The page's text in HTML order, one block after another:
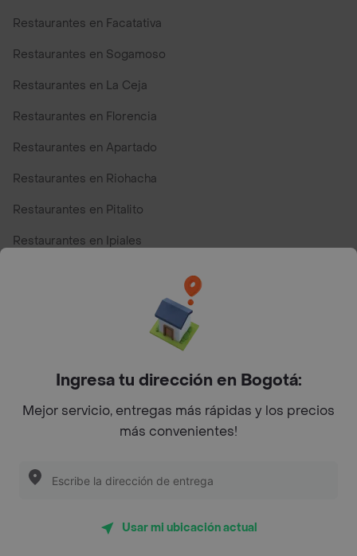
Restaurantes en Facatativa
Restaurantes en Sogamoso
Restaurantes en La Ceja
Restaurantes en Florencia
Restaurantes en Apartado
Restaurantes en Riohacha
Restaurantes en Pitalito
Restaurantes en Ipiales
Top Marcas y Cadenas de Restaurantes
Encuéntranos en estos países
App Store Google play
Restaurantes cerca de mi para pedir Comida a Domicilio -
Ingresa tu dirección en Bogotá:
Mejor servicio, entregas más rápidas y los precios
más convenientes!
Usar mi ubicación actual